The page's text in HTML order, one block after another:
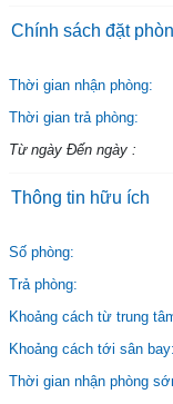
Chính sách đặt
Thời gian nhận phòng:
Thời gian trả phòng:
Từ ngày Đến ngày :
Thông tin hữu ích
Số phòng:
Trả phòng:
Khoảng cách từ trung
Khoảng cách tới sân bay:
Thời gian nhận phòng